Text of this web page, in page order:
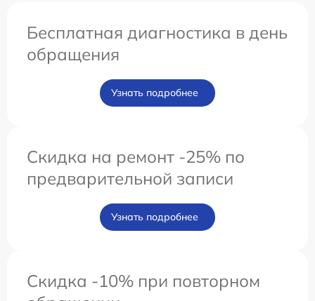
Бесплатная диагностика в день
обращения
Узнать подробнее
Скидка на ремонт -25% по
предварительной записи
Узнать подробнее
Скидка -10% при повторном